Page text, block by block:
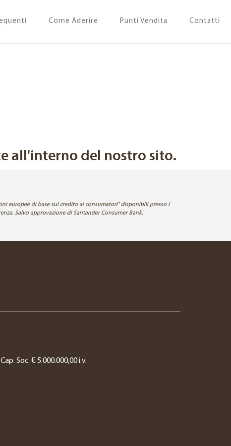
Come Aderire Punti Vendita Contatti
all'interno del nostro sito.
europee di base sul credito ai consumatori" disponibili presso i
Salvo approvazione di Santander Consumer Bank.
Soc. € 5.000.000,00 i.v.